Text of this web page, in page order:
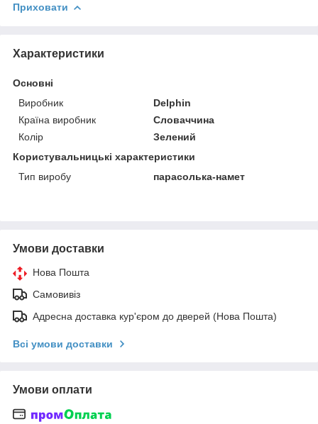
Приховати
Характеристики
Основні
Виробник
Delphin
Країна виробник
Словаччина
Колір
Зелений
Користувальницькі характеристики
Тип виробу
парасолька-намет
Умови доставки
Нова Пошта
Самовивіз
Адресна доставка кур'єром до дверей (Нова Пошта)
Всі умови доставки
Умови оплати